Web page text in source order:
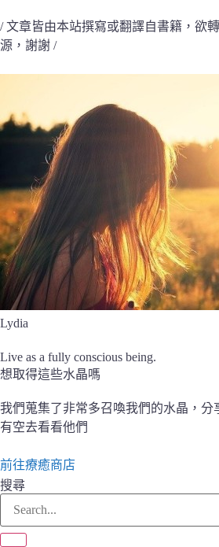
/ 文章皆由本站撰寫或翻譯自書籍，欲
源，謝謝 /
Lydia
Live as a fully conscious being.
想取得這些水晶嗎
我們蒐集了非常多召喚我們的水晶，分
有空去看看他們
前往療癒商店
搜尋